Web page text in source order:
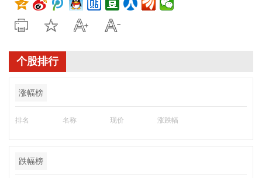
个股排行
涨幅榜
排名 名称 现价 涨跌幅
跌幅榜